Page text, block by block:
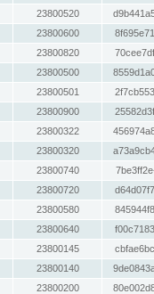
23800520
23800600
23800820
23800500
23800501
23800900
23800322
23800320
23800740
23800720
23800580
23800640
23800145
23800140
23800200